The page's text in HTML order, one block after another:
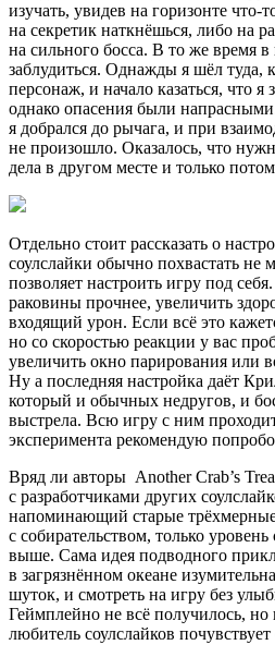
изучать, увидев на горизонте
на секретик наткнёшься, либо на
на сильного босса. В то же время в
заблудиться. Однажды я шёл туда,
персонаж, и начало казаться, что я
однако опасения были
я добрался до рычага, и при
не произошло. Оказалось, что
дела в другом месте и только
Отдельно стоит рассказать о
соулслайки обычно похвастать
позволяет настроить игру под
раковины прочнее, увеличить
входящий урон. Если всё это
но со скоростью реакции у вас
увеличить окно парирования или
Ну а последняя настройка даёт
который и обычных недругов, и
выстрела. Всю игру с ним
эксперимента рекомендую
Вряд ли авторы Another Crab’s
с разработчиками других
напоминающий старые
с собирательством, только
выше. Сама идея подводного
в загрязнённом океане
шуток, и смотреть на игру без
Геймплейно не всё получилось,
любитель соулслайков